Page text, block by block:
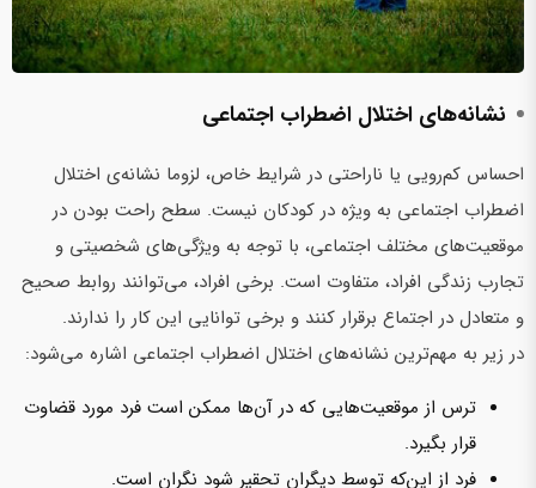
نشانه‌های اختلال اضطراب اجتماعی
احساس کم‌رویی یا ناراحتی در شرایط خاص، لزوما نشانه‌ی اختلال
اضطراب اجتماعی به ویژه در کودکان نیست. سطح راحت بودن در
موقعیت‌های مختلف اجتماعی، با توجه‌ به ویژگی‌های شخصیتی و
تجارب زندگی افراد، متفاوت است. برخی افراد، می‌توانند روابط صحیح
و متعادل در اجتماع برقرار کنند و برخی توانایی این کار را ندارند.
در زیر به مهم‌ترین‌ نشانه‌های اختلال اضطراب اجتماعی اشاره‌ می‌شود:
ترس از موقعیت‌هایی که در آن‌ها ممکن است فرد مورد قضاوت
قرار بگیرد.
فرد از این‌که توسط دیگران تحقیر شود نگران است.